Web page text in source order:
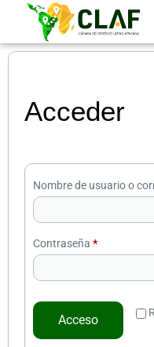
Acceder
Nombre de usuario o
Contraseña *
Acceso